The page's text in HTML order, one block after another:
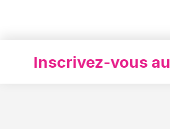
Inscrivez-vous au